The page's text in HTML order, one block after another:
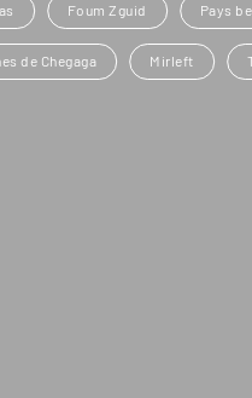
Foum Zguid Pays
de Chegaga Mirleft